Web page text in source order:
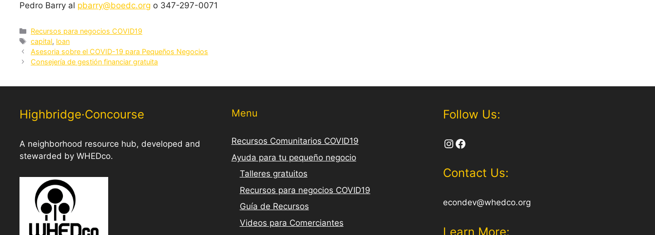
Pedro Barry al pbarry@boedc.org o 347-297-0071
Categorías
Recursos para negocios COVID19
Etiquetas
capital, loan
Asesoria sobre el COVID-19 para Pequeños Negocios
Consejería de gestión financiar gratuita
Highbridge·Concourse
A neighborhood resource hub, developed and
stewarded by WHEDco.
Menu
Recursos Comunitarios COVID19
Ayuda para tu pequeño negocio
Talleres gratuitos
Recursos para negocios COVID19
Guía de Recursos
Videos para Comerciantes
Follow Us:
Instagram
Facebook
Contact Us:
econdev@whedco.org
Learn More: